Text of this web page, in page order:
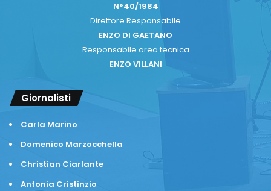
N°40/1984
Direttore Responsabile
ENZO DI GAETANO
Responsabile area tecnica
ENZO VILLANI
Giornalisti
Carla Marino
Domenico Marzocchella
Christian Ciarlante
Antonia Cristinzio